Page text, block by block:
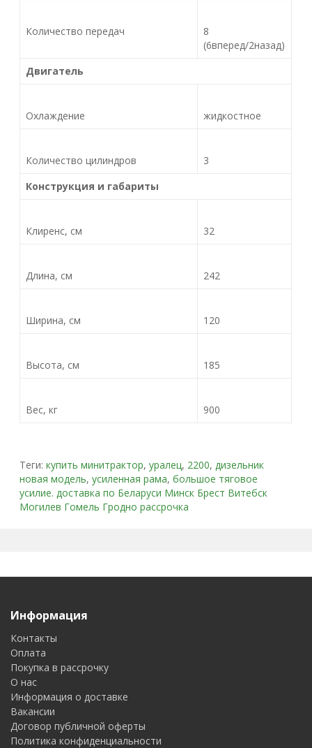
Количество передач
8
(6вперед/2назад)
Двигатель
Охлаждение жидкостное
Количество цилиндров
3
Конструкция и габариты
Клиренс, см 32
Длина, см 242
Ширина, см 120
Высота, см 185
Вес, кг 900
Теги:купить минитрактор,уралец, 2200, дизельник
новая модель,усиленная рама,большое тяговое
усилие. доставка по Беларуси Минск Брест Витебск
Могилев Гомель Гродно рассрочка
Информация
Контакты
Оплата
Покупка в рассрочку
О нас
Информация о доставке
Вакансии
Договор публичной оферты
Политика конфиденциальности